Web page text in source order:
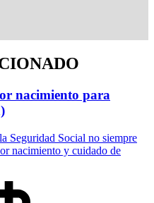
nacimiento para
Seguridad Social no siempre
nacimiento y cuidado de